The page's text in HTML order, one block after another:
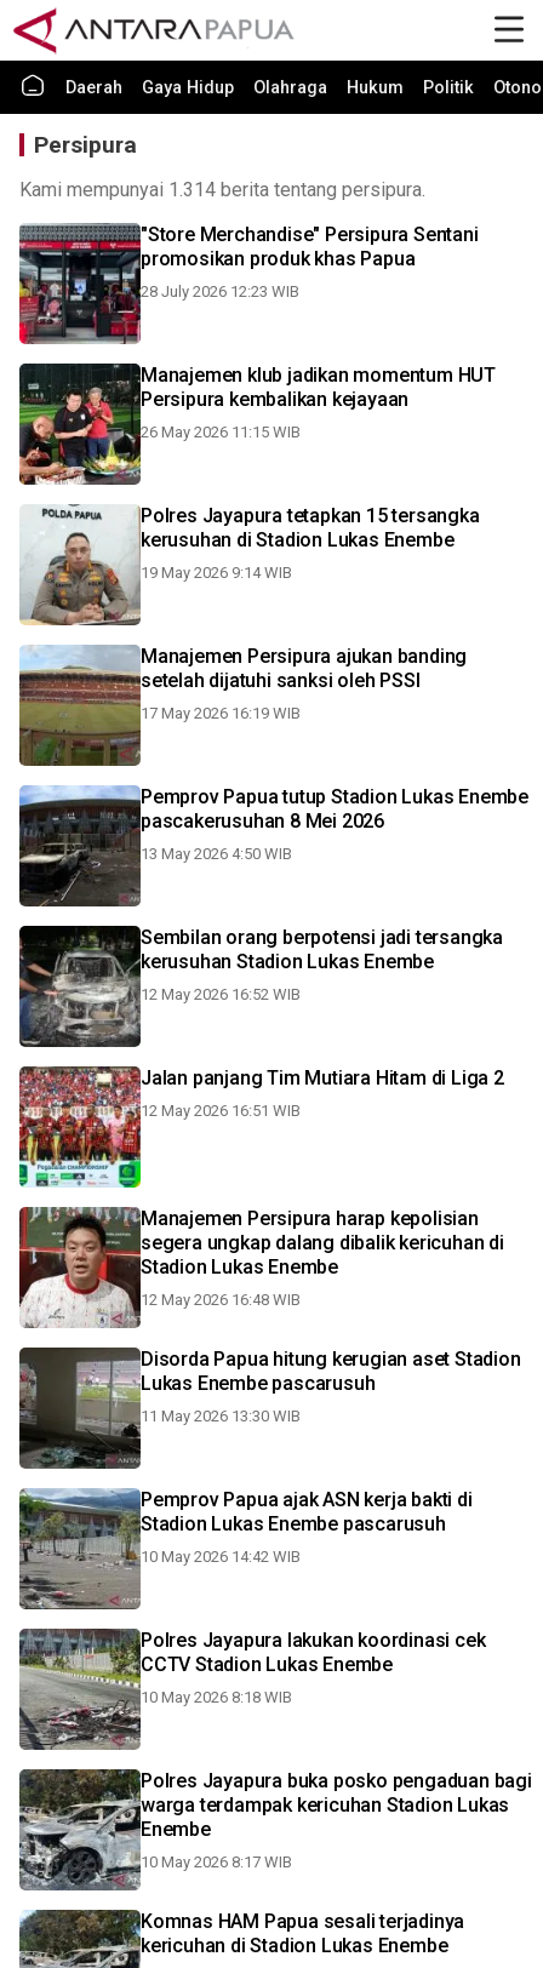
Daerah Gaya Hidup Olahraga Hukum Politik
Persipura
Kami mempunyai 1.314 berita tentang persipura.
"Store Merchandise" Persipura Sentani
promosikan produk khas Papua
28 July 2026 12:23 WIB
Manajemen klub jadikan momentum HUT
Persipura kembalikan kejayaan
26 May 2026 11:15 WIB
Polres Jayapura tetapkan 15 tersangka
kerusuhan di Stadion Lukas Enembe
19 May 2026 9:14 WIB
Manajemen Persipura ajukan banding
setelah dijatuhi sanksi oleh PSSI
17 May 2026 16:19 WIB
Pemprov Papua tutup Stadion Lukas Enembe
pascakerusuhan 8 Mei 2026
13 May 2026 4:50 WIB
Sembilan orang berpotensi jadi tersangka
kerusuhan Stadion Lukas Enembe
12 May 2026 16:52 WIB
Jalan panjang Tim Mutiara Hitam di Liga 2
12 May 2026 16:51 WIB
Manajemen Persipura harap kepolisian
segera ungkap dalang dibalik kericuhan di
Stadion Lukas Enembe
12 May 2026 16:48 WIB
Disorda Papua hitung kerugian aset Stadion
Lukas Enembe pascarusuh
11 May 2026 13:30 WIB
Pemprov Papua ajak ASN kerja bakti di
Stadion Lukas Enembe pascarusuh
10 May 2026 14:42 WIB
Polres Jayapura lakukan koordinasi cek
CCTV Stadion Lukas Enembe
10 May 2026 8:18 WIB
Polres Jayapura buka posko pengaduan bagi
warga terdampak kericuhan Stadion Lukas
Enembe
10 May 2026 8:17 WIB
Komnas HAM Papua sesali terjadinya
kericuhan di Stadion Lukas Enembe